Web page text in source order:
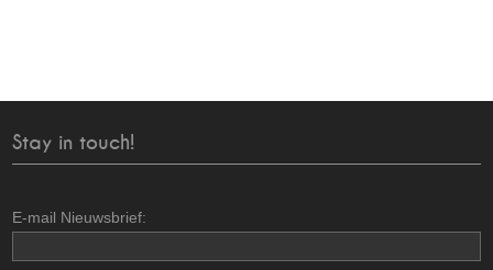
Stay in touch!
E-mail Nieuwsbrief: